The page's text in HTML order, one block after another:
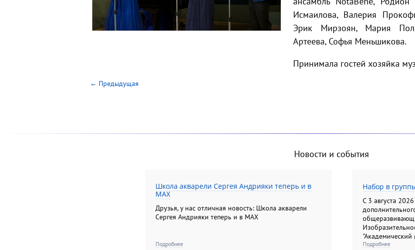
Исмаилова, Валерия
Эрик Мирзоян, Мария
Артеева, Софья Меньшикова.
Принимала гостей хозяйка
← Предыдущая
Новости и события
Школа акварели Сергея Андрияки теперь и в
MAX
Друзья, у нас отличная новость: Школа акварели
Сергея Андрияки теперь и в MAX
Подробнее
Набор в
С 3 августа
"Академический
(10-17 лет);
Подробнее